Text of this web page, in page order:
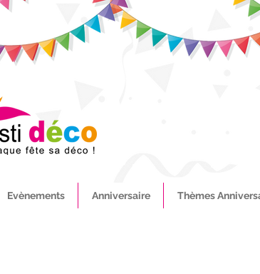
Evènements Anniversaire Thèmes